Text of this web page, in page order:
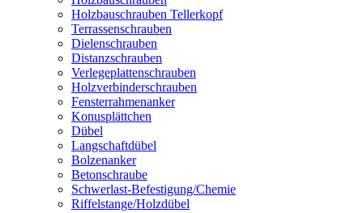
Holzbauschrauben Tellerkopf
Terrassenschrauben
Dielenschrauben
Distanzschrauben
Verlegeplattenschrauben
Holzverbinderschrauben
Fensterrahmenanker
Konusplättchen
Dübel
Langschaftdübel
Bolzenanker
Betonschraube
Schwerlast-Befestigung/Chemie
Riffelstange/Holzdübel